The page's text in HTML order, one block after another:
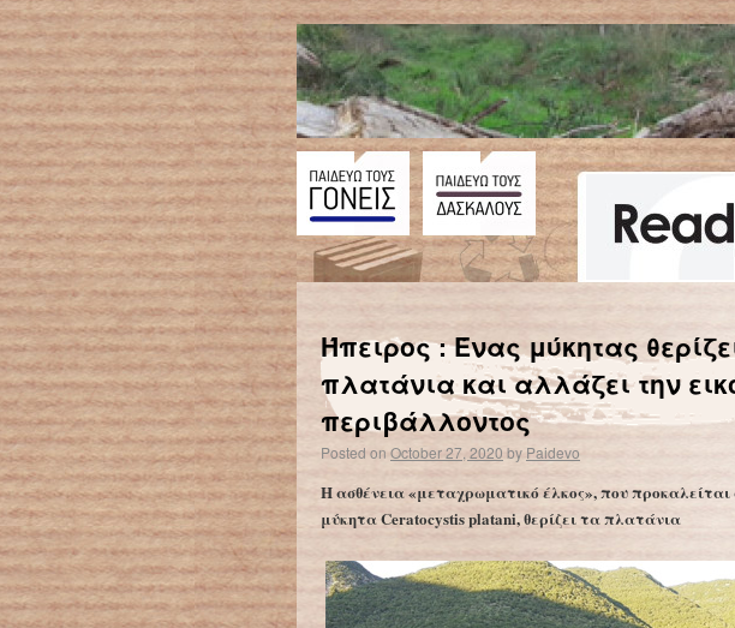
Η ρύπανση του αέρα αυξάνει τους θανάτους από Covid-19 κατά 9% στην Ελλάδα
Ήπειρος : Ένας μύκητας
πλατάνια και αλλάζει την
περιβάλλοντος
Posted on October 27, 2020 by Paidevo
Η ασθένεια «μεταχρωματικό έλκος», που
μύκητα Ceratocystis platani, θερίζει τα πλατάνια